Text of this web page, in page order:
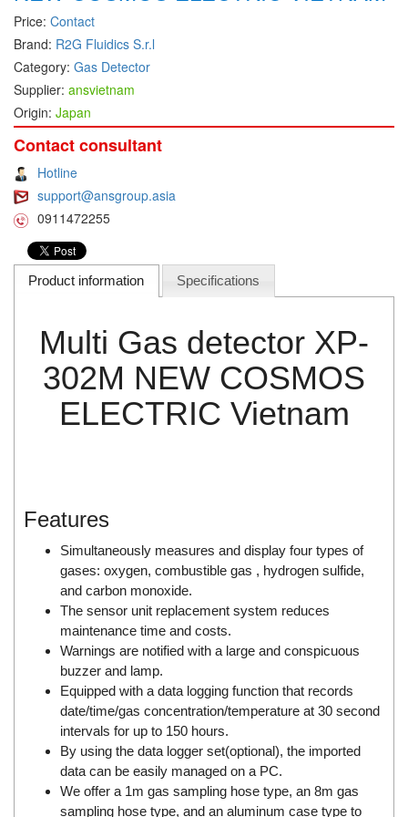
DEIF
DELTA
Delta Ohm
Delta sensor
Delta-mobrey
DEMA Engineering/ Foam- IT
DESAX
DET-TRONICS
Deublin
Dias Infrared
DINA Elektronik
Dinel
Di-Soric
Doctor Led Vietnam
Dold Vietnam
Dongdo Tech
Donghwa Valve
Dongkun
Dosing Pump
DR. NEUMANN Peltier-Technik
Driesen Kern
Dropsa Vietnam
Druck
Price: Contact
Brand: R2G Fluidics S.r.l
Category: Gas Detector
Supplier: ansvietnam
Origin: Japan
Contact consultant
Hotline
support@ansgroup.asia
0911472255
Product information Specifications
Multi Gas detector XP-
302M NEW COSMOS
ELECTRIC Vietnam
Features
Simultaneously measures and display four types of
gases: oxygen, combustible gas , hydrogen sulfide,
and carbon monoxide.
The sensor unit replacement system reduces
maintenance time and costs.
Warnings are notified with a large and conspicuous
buzzer and lamp.
Equipped with a data logging function that records
date/time/gas concentration/temperature at 30 second
intervals for up to 150 hours.
By using the data logger set(optional), the imported
data can be easily managed on a PC.
We offer a 1m gas sampling hose type, an 8m gas
sampling hose type, and an aluminum case type to